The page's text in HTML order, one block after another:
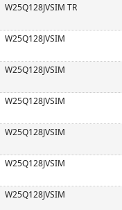
W25Q128JVSIM TR
W25Q128JVSIM
W25Q128JVSIM
W25Q128JVSIM
W25Q128JVSIM
W25Q128JVSIM
W25Q128JVSIM